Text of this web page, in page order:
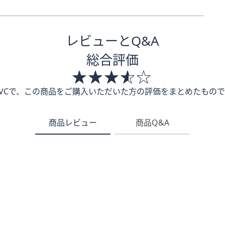
レビューとQ&A
総合評価
で、この商品をご購入いただいた方の評価をまとめたもの
商品レビュー 商品Q&A